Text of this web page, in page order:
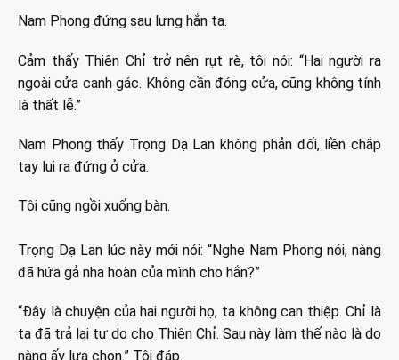
Nam Phong đứng sau lưng hắn ta.
Cảm thấy Thiên Chỉ trở nên rụt rè, tôi nói: “Hai người ra
ngoài cửa canh gác. Không cần đóng cửa, cũng không tính
là thất lễ.”
Nam Phong thấy Trọng Dạ Lan không phản đối, liền chắp
tay lui ra đứng ở cửa.
Tôi cũng ngồi xuống bàn.
Trọng Dạ Lan lúc này mới nói: “Nghe Nam Phong nói, nàng
đã hứa gả nha hoàn của mình cho hắn?”
“Đây là chuyện của hai người họ, ta không can thiệp. Chỉ là
ta đã trả lại tự do cho Thiên Chỉ. Sau này làm thế nào là do
nàng ấy lựa chọn.” Tôi đáp.